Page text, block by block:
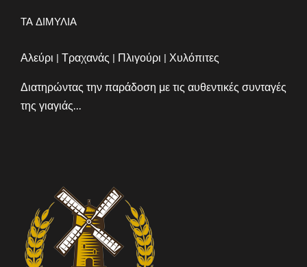
ΤΑ ΔΙΜΥΛΙΑ
Αλεύρι | Τραχανάς | Πλιγούρι | Χυλόπιτες
Διατηρώντας την παράδοση με τις αυθεντικές συνταγές
της γιαγιάς...